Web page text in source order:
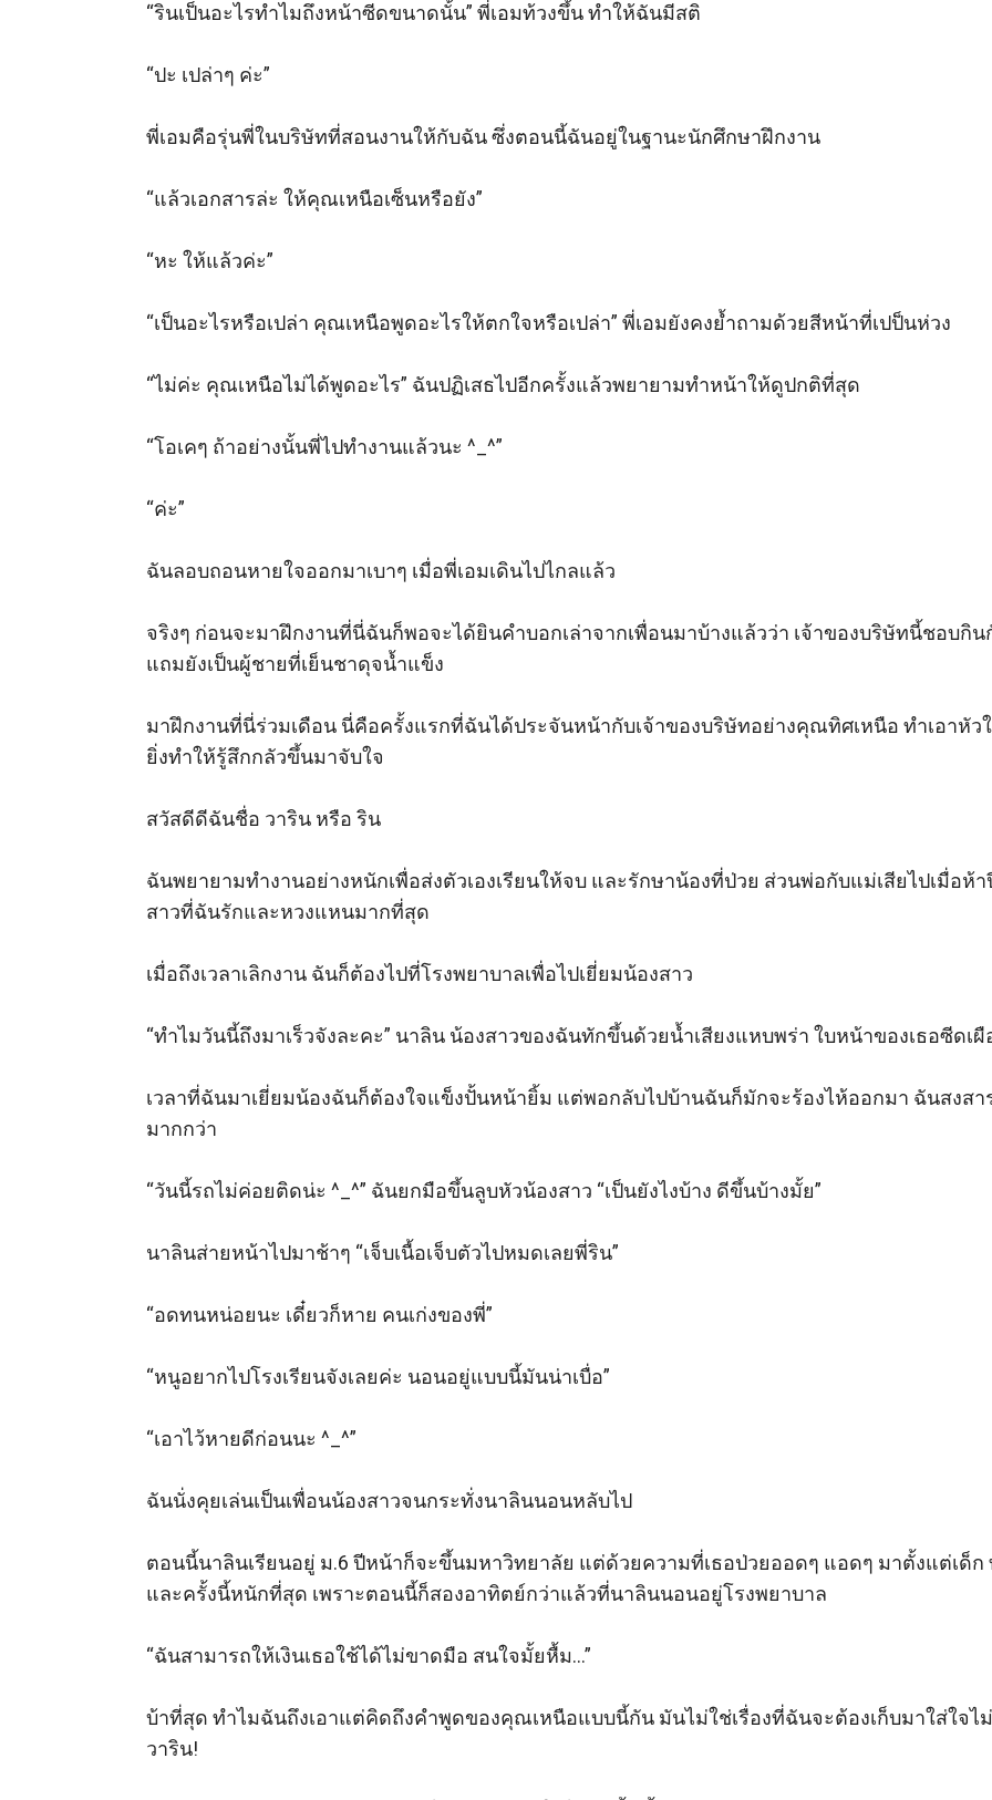
“รินเป็นอะไรทำไมถึงหน้าซีดขนาดนั้น” พี่เอมท้วงขึ้น ทำให้ฉันมีสติ
“ปะ เปล่าๆ ค่ะ”
พี่เอมคือรุ่นพี่ในบริษัทที่สอนงานให้กับฉัน ซึ่งตอนนี้ฉันอยู่ในฐานะนักศึกษาฝึกงาน
“แล้วเอกสารล่ะ ให้คุณเหนือเซ็นหรือยัง”
“หะ ให้แล้วค่ะ”
“เป็นอะไรหรือเปล่า คุณเหนือพูดอะไรให้ตกใจหรือเปล่า” พี่เอมยังคงย้ำถามด้วยสีหน้าที่เปป็นห่วง
“ไม่ค่ะ คุณเหนือไม่ได้พูดอะไร” ฉันปฏิเสธไปอีกครั้งแล้วพยายามทำหน้าให้ดูปกติที่สุด
“โอเคๆ ถ้าอย่างนั้นพี่ไปทำงานแล้วนะ ^_^”
“ค่ะ”
ฉันลอบถอนหายใจออกมาเบาๆ เมื่อพี่เอมเดินไปไกลแล้ว
จริงๆ ก่อนจะมาฝึกงานที่นี่ฉันก็พอจะได้ยินคำบอกเล่าจากเพื่อนมาบ้างแล้วว่า เจ้าของบริษัทนี้ชอบกิ
แถมยังเป็นผู้ชายที่เย็นชาดุจน้ำแข็ง
มาฝึกงานที่นี่ร่วมเดือน นี่คือครั้งแรกที่ฉันได้ประจันหน้ากับเจ้าของบริษัทอย่างคุณทิศเหนือ ทำเอาหั
ยิ่งทำให้รู้สึกกลัวขึ้นมาจับใจ
สวัสดีดีฉันชื่อ วาริน หรือ ริน
ฉันพยายามทำงานอย่างหนักเพื่อส่งตัวเองเรียนให้จบ และรักษาน้องที่ป่วย ส่วนพ่อกับแม่เสียไปเมื่อ
สาวที่ฉันรักและหวงแหนมากที่สุด
เมื่อถึงเวลาเลิกงาน ฉันก็ต้องไปที่โรงพยาบาลเพื่อไปเยี่ยมน้องสาว
“ทำไมวันนี้ถึงมาเร็วจังละคะ” นาลิน น้องสาวของฉันทักขึ้นด้วยน้ำเสียงแหบพร่า ใบหน้าของเธอซีดเ
เวลาที่ฉันมาเยี่ยมน้องฉันก็ต้องใจแข็งปั้นหน้ายิ้ม แต่พอกลับไปบ้านฉันก็มักจะร้องไห้ออกมา ฉันสงส
มากกว่า
“วันนี้รถไม่ค่อยติดน่ะ ^_^” ฉันยกมือขึ้นลูบหัวน้องสาว “เป็นยังไงบ้าง ดีขึ้นบ้างมั้ย”
นาลินส่ายหน้าไปมาช้าๆ “เจ็บเนื้อเจ็บตัวไปหมดเลยพี่ริน”
“อดทนหน่อยนะ เดี๋ยวก็หาย คนเก่งของพี่”
“หนูอยากไปโรงเรียนจังเลยค่ะ นอนอยู่แบบนี้มันน่าเบื่อ”
“เอาไว้หายดีก่อนนะ ^_^”
ฉันนั่งคุยเล่นเป็นเพื่อนน้องสาวจนกระทั่งนาลินนอนหลับไป
ตอนนี้นาลินเรียนอยู่ ม.6 ปีหน้าก็จะขึ้นมหาวิทยาลัย แต่ด้วยความที่เธอป่วยออดๆ แอดๆ มาตั้งแต่เด็ก
และครั้งนี้หนักที่สุด เพราะตอนนี้ก็สองอาทิตย์กว่าแล้วที่นาลินนอนอยู่โรงพยาบาล
“ฉันสามารถให้เงินเธอใช้ได้ไม่ขาดมือ สนใจมั้ยหื้ม…”
บ้าที่สุด ทำไมฉันถึงเอาแต่คิดถึงคำพูดของคุณเหนือแบบนี้กัน มันไม่ใช่เรื่องที่ฉันจะต้องเก็บมาใส่ใจไ
วาริน!